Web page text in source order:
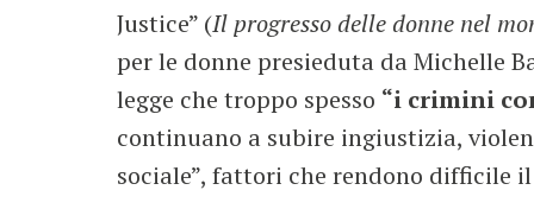
Justice” (Il progresso delle donne nel
per le donne presieduta da Michelle
legge che troppo spesso “i crimini
continuano a subire ingiustizia,
sociale”, fattori che rendono difficile